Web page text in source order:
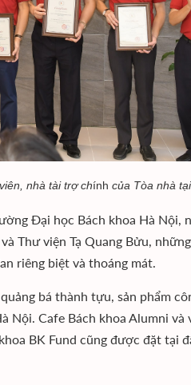
nhà tài trợ chính của Tòa nhà
Đại học Bách khoa Hà Nội,
Thư viện Tạ Quang Bửu,
riêng biệt và thoáng mát.
bá thành tựu, sản phẩm
Nội. Cafe Bách khoa Alumni và
BK Fund cũng được đặt tại